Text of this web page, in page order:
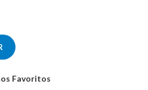
Fender Squier Jazz Bass Classic
Favoritos